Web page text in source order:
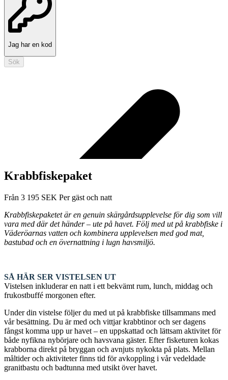
Jag har en kod
Sök
Krabbfiskepaket
Från 3 195 SEK Per gäst och natt
Krabbfiskepaketet är en genuin skärgårdsupplevelse för dig som vill
vara med där det händer – ute på havet. Följ med ut på krabbfiske i
Väderöarnas vatten och kombinera upplevelsen med god mat,
bastubad och en övernattning i lugn havsmiljö.
SÅ HÄR SER VISTELSEN UT
Vistelsen inkluderar en natt i ett bekvämt rum, lunch, middag och
frukostbuffé morgonen efter.
Under din vistelse följer du med ut på krabbfiske tillsammans med
vår besättning. Du är med och vittjar krabbtinor och ser dagens
fångst komma upp ur havet – en uppskattad och lättsam aktivitet för
både nyfikna nybörjare och havsvana gäster. Efter fisketuren kokas
krabborna direkt på bryggan och avnjuts nykokta på plats. Mellan
måltider och aktiviteter finns tid för avkoppling i vår vedeldade
granitbastu och badtunna med utsikt över havet.